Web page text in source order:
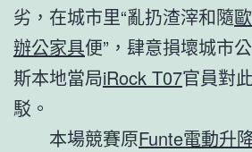
劣，在城市里“亂扔渣滓和隨
辦公家具便”，肆意損壞城市
斯本地當局iRock T07官員對
駁。
本場競賽原Funte電動升